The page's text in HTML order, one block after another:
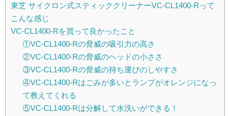
東芝 サイクロン式スティッククリーナーVC-CL1400-Rって
こんな感じ
VC-CL1400-Rを買って良かったこと
①VC-CL1400-Rの脅威の吸引力の高さ
②VC-CL1400-Rの脅威のヘッドの小ささ
③VC-CL1400-Rの脅威の持ち運びのしやすさ
④VC-CL1400-Rはごみが多いとランプがオレンジになっ
て教えてくれる
⑤VC-CL1400-Rは分解して水洗いができる！